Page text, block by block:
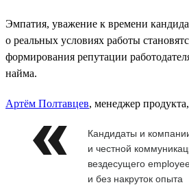
Эмпатия, уважение к времени
о реальных условиях работы
формирования репутации
найма.
Артём Полтавцев, менеджер
Кандидаты и
и честной
вездесущего
и без накруток опыта